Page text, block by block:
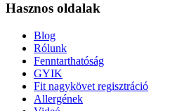
Hasznos oldalak
Blog
Rólunk
Fenntarthatóság
GYIK
Fit nagykövet regisztráció
Allergének